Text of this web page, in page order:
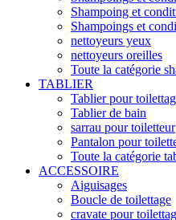
Shampoing et
Shampoings et
nettoyeurs yeux
nettoyeurs oreilles
Toute la catégorie
TABLIER
Tablier pour
Tablier de bain
sarrau pour toiletteur
Pantalon pour
Toute la catégorie
ACCESSOIRE
Aiguisages
Boucle de toilettage
cravate pour